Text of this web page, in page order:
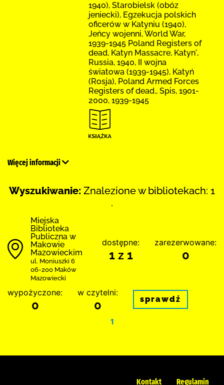
1940), Starobielsk (obóz
jeniecki), Egzekucja polskich
oficerów w Katyniu (1940),
Jeńcy wojenni, World War,
1939-1945 Poland Registers of
dead, Katyn Massacre, Katynʹ,
Russia, 1940, II wojna
światowa (1939-1945), Katyń
(Rosja), Poland Armed Forces
Registers of dead., Spis, 1901-
2000, 1939-1945
Więcej informacji
Wyszukiwanie: Znalezione w bibliotekach: 1
.
Miejska
Biblioteka
Publiczna w
Makowie
Mazowieckim
ul. Moniuszki 6
06-200 Maków
Mazowiecki
dostępne:
1 z 1
zarezerwowane:
0
wypożyczone:
0
w czytelni:
0 sprawdź
1
Kontakt Regulamin